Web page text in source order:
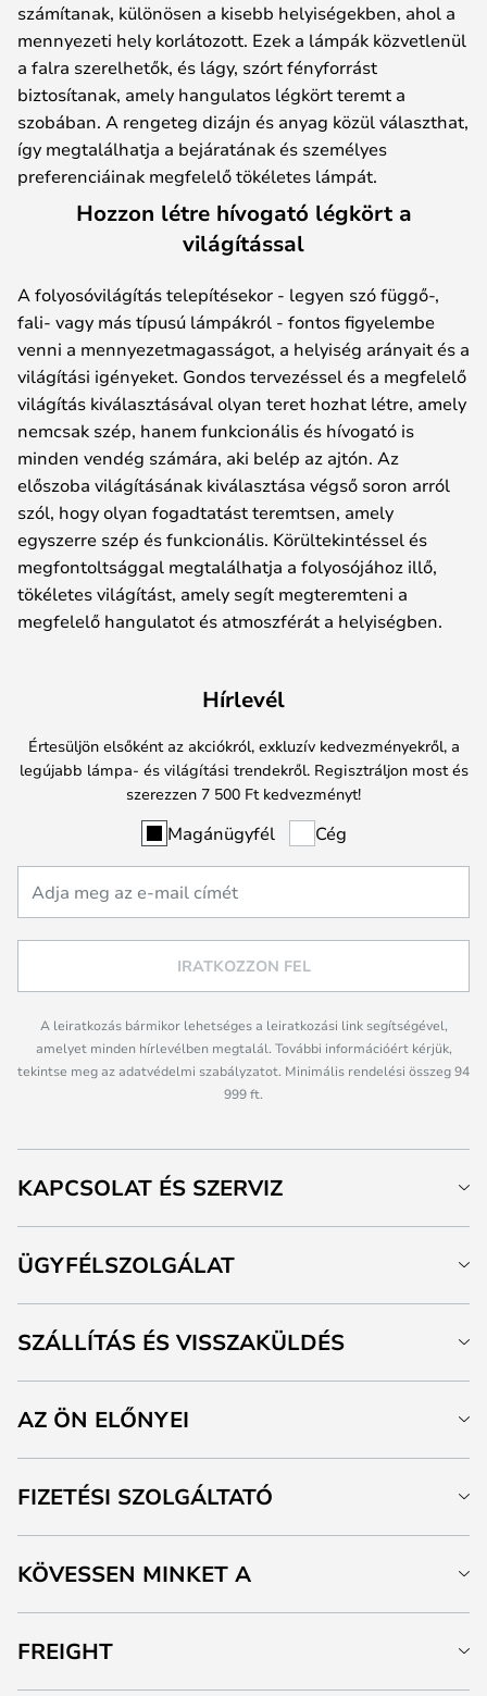
számítanak, különösen a kisebb helyiségekben, ahol a
mennyezeti hely korlátozott. Ezek a lámpák közvetlenül
a falra szerelhetők, és lágy, szórt fényforrást
biztosítanak, amely hangulatos légkört teremt a
szobában. A rengeteg dizájn és anyag közül választhat,
így megtalálhatja a bejáratának és személyes
preferenciáinak megfelelő tökéletes lámpát.
Hozzon létre hívogató légkört a
világítással
A folyosóvilágítás telepítésekor - legyen szó függő-,
fali- vagy más típusú lámpákról - fontos figyelembe
venni a mennyezetmagasságot, a helyiség arányait és a
világítási igényeket. Gondos tervezéssel és a megfelelő
világítás kiválasztásával olyan teret hozhat létre, amely
nemcsak szép, hanem funkcionális és hívogató is
minden vendég számára, aki belép az ajtón. Az
előszoba világításának kiválasztása végső soron arról
szól, hogy olyan fogadtatást teremtsen, amely
egyszerre szép és funkcionális. Körültekintéssel és
megfontoltsággal megtalálhatja a folyosójához illő,
tökéletes világítást, amely segít megteremteni a
megfelelő hangulatot és atmoszférát a helyiségben.
Hírlevél
Értesüljön elsőként az akciókról, exkluzív kedvezményekről, a
legújabb lámpa- és világítási trendekről. Regisztráljon most és
szerezzen 7 500 Ft kedvezményt!
Magánügyfél Cég
IRATKOZZON FEL
A leiratkozás bármikor lehetséges a leiratkozási link segítségével,
amelyet minden hírlevélben megtalál. További információért kérjük,
tekintse meg az adatvédelmi szabályzatot. Minimális rendelési összeg 94
999 ft.
KAPCSOLAT ÉS SZERVIZ
ÜGYFÉLSZOLGÁLAT
SZÁLLÍTÁS ÉS VISSZAKÜLDÉS
AZ ÖN ELŐNYEI
FIZETÉSI SZOLGÁLTATÓ
KÖVESSEN MINKET A
FREIGHT